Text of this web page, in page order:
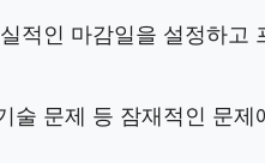
적인 마감일을 설정하고
술 문제 등 잠재적인 문